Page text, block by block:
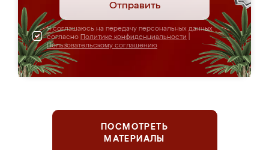
Отправить
Я соглашаюсь на передачу персональных данных
согласно Политике конфиденциальности
Пользовательскому соглашению
ПОСМОТРЕТЬ
МАТЕРИАЛЫ